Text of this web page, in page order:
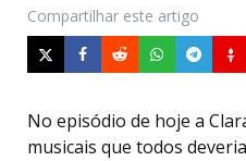
Compartilhar este artigo
No episódio de hoje a
musicais que todos